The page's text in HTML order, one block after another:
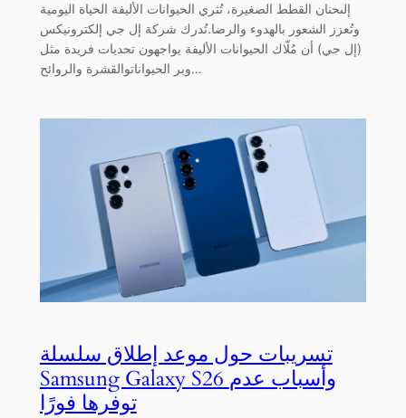
إلىحنان القطط الصغيرة، تُثري الحيوانات الأليفة الحياة اليومية
وتُعزز الشعور بالهدوء والرضا.تُدرك شركة إل جي إلكترونيكس
(إل جي) أن مُلّاك الحيوانات الأليفة يواجهون تحديات فريدة مثل
وبر الحيواناتوالقشرة والروائح…
تسريبات حول موعد إطلاق سلسلة
Samsung Galaxy S26 وأسباب عدم
توفرها فورًا